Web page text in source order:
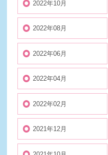
2022年10月
2022年08月
2022年06月
2022年04月
2022年02月
2021年12月